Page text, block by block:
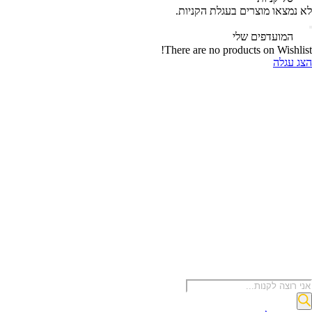
נמצאו מוצרים בעגלת הקניות.
המועדפים שלי
There are no products on
עגלה